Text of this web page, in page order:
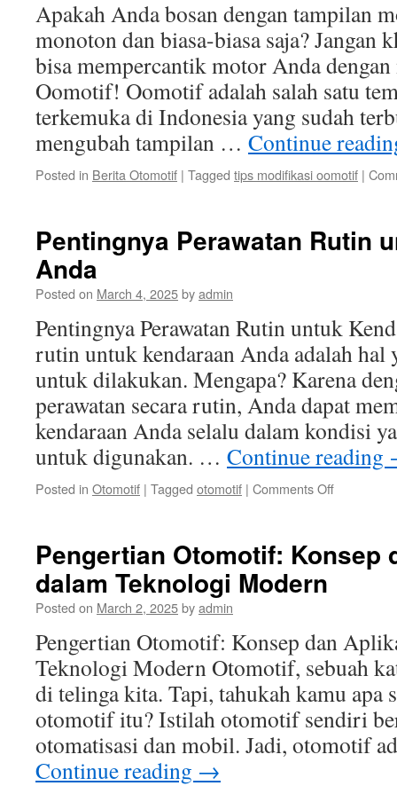
Apakah Anda bosan dengan tampilan
monoton dan biasa-biasa saja? Jangan
bisa mempercantik motor Anda
Oomotif! Oomotif adalah salah satu
terkemuka di Indonesia yang sudah
mengubah tampilan … Continue
Posted in Berita Otomotif | Tagged tips modifikasi oomotif |
Pentingnya Perawatan Rutin
Anda
Posted on March 4, 2025byadmin
Pentingnya Perawatan Rutin untuk
rutin untuk kendaraan Anda adalah hal
untuk dilakukan. Mengapa? Karena
perawatan secara rutin, Anda dapat
kendaraan Anda selalu dalam kondisi
untuk digunakan. … Continue reading
Posted in Otomotif | Tagged otomotif | Comments Offon
untuk
Pengertian Otomotif: Konsep
dalam Teknologi Modern
Posted on March 2, 2025byadmin
Pengertian Otomotif: Konsep dan
Teknologi Modern Otomotif, sebuah
di telinga kita. Tapi, tahukah kamu apa
otomotif itu? Istilah otomotif sendiri
otomatisasi dan mobil. Jadi, otomotif
Continue reading →